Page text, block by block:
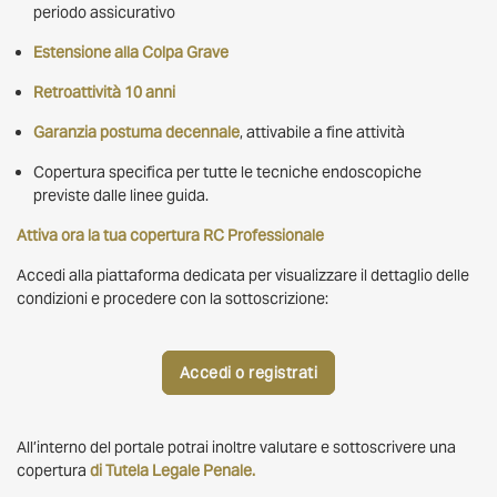
periodo assicurativo
Estensione alla Colpa Grave
Retroattività 10 anni
Garanzia postuma decennale, attivabile a fine attività
Copertura specifica per tutte le tecniche endoscopiche
previste dalle linee guida.
Attiva ora la tua copertura RC Professionale
Accedi alla piattaforma dedicata per visualizzare il dettaglio delle
condizioni e procedere con la sottoscrizione:
Accedi o registrati
All’interno del portale potrai inoltre valutare e sottoscrivere una
copertura di Tutela Legale Penale.